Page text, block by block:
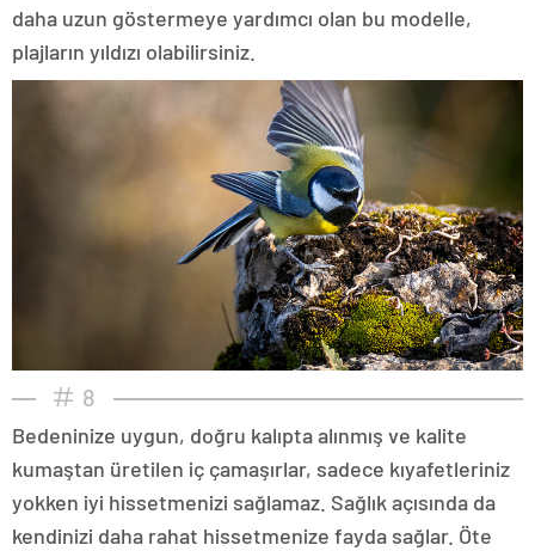
daha uzun göstermeye yardımcı olan bu modelle,
plajların yıldızı olabilirsiniz.
8
Bedeninize uygun, doğru kalıpta alınmış ve kalite
kumaştan üretilen iç çamaşırlar, sadece kıyafetleriniz
yokken iyi hissetmenizi sağlamaz. Sağlık açısında da
kendinizi daha rahat hissetmenize fayda sağlar. Öte